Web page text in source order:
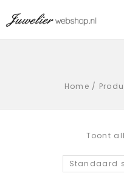
Home /
Toont
Standaard